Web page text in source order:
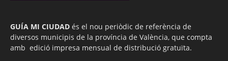
GUÍA MI CIUDAD és el nou periòdic de referència de
diversos municipis de la província de València, que compta
amb edició impresa mensual de distribució gratuïta.